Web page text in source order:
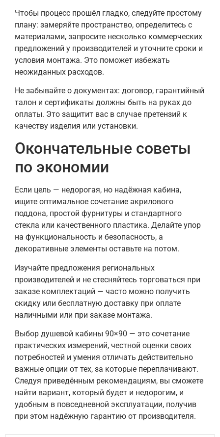
Чтобы процесс прошёл гладко, следуйте простому
плану: замеряйте пространство, определитесь с
материалами, запросите несколько коммерческих
предложений у производителей и уточните сроки и
условия монтажа. Это поможет избежать
неожиданных расходов.
Не забывайте о документах: договор, гарантийный
талон и сертификаты должны быть на руках до
оплаты. Это защитит вас в случае претензий к
качеству изделия или установки.
Окончательные советы
по экономии
Если цель — недорогая, но надёжная кабина,
ищите оптимальное сочетание акрилового
поддона, простой фурнитуры и стандартного
стекла или качественного пластика. Делайте упор
на функциональность и безопасность, а
декоративные элементы оставьте на потом.
Изучайте предложения региональных
производителей и не стесняйтесь торговаться при
заказе комплектаций — часто можно получить
скидку или бесплатную доставку при оплате
наличными или при заказе монтажа.
Выбор душевой кабины 90×90 — это сочетание
практических измерений, честной оценки своих
потребностей и умения отличать действительно
важные опции от тех, за которые переплачивают.
Следуя приведённым рекомендациям, вы сможете
найти вариант, который будет и недорогим, и
удобным в повседневной эксплуатации, получив
при этом надёжную гарантию от производителя.